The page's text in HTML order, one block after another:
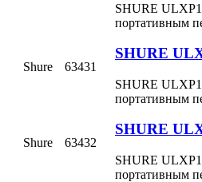
SHURE
портативным
Shure 63431
SHURE
SHURE
портативным
Shure 63432
SHURE
SHURE
портативным